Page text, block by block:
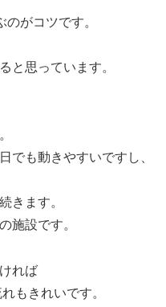
のがコツです。
と思っています。
でも動きやすいですし、
きます。
施設です。
れば
もきれいです。